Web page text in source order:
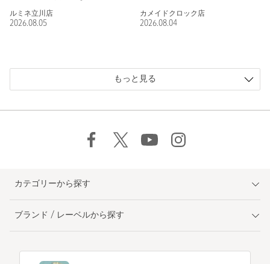
ルミネ立川店
2026.08.05
カメイドクロック店
2026.08.04
もっと見る
カテゴリーから探す
ブランド / レーベルから探す